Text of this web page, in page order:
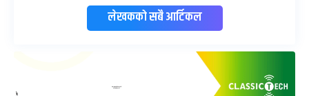
लेखकको सबै आर्टिकल